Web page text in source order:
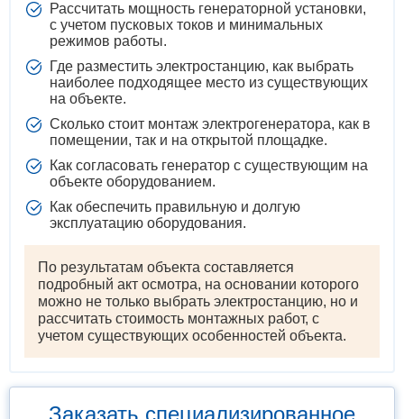
Рассчитать мощность генераторной установки,
с учетом пусковых токов и минимальных
режимов работы.
Где разместить электростанцию, как выбрать
наиболее подходящее место из существующих
на объекте.
Сколько стоит монтаж электрогенератора, как в
помещении, так и на открытой площадке.
Как согласовать генератор с существующим на
объекте оборудованием.
Как обеспечить правильную и долгую
эксплуатацию оборудования.
По результатам объекта составляется
подробный акт осмотра, на основании которого
можно не только выбрать электростанцию, но и
рассчитать стоимость монтажных работ, с
учетом существующих особенностей объекта.
Заказать специализированное